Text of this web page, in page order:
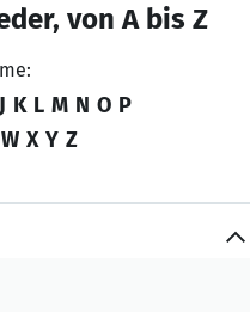
von A bis Z
J K L M N O P
W X Y Z